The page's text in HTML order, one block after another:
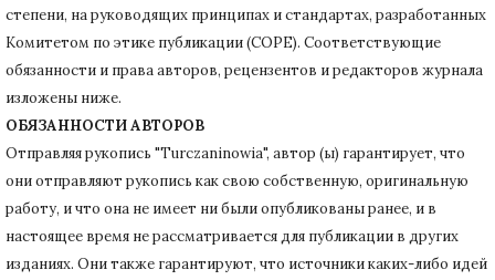
степени, на руководящих принципах и стандартах, разработанных
Комитетом по этике публикации (COPE). Соответствующие
обязанности и права авторов, рецензентов и редакторов журнала
изложены ниже.
ОБЯЗАННОСТИ АВТОРОВ
Отправляя рукопись "Turczaninowia", автор (ы) гарантирует, что
они отправляют рукопись как свою собственную, оригинальную
работу, и что она не имеет ни были опубликованы ранее, и в
настоящее время не рассматривается для публикации в других
изданиях. Они также гарантируют, что источники каких-либо идей